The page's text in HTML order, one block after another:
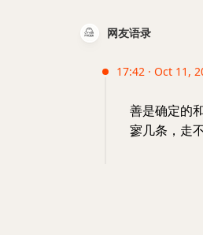
网友语录
17:42 · Oct 11,
善是确定的
寥几条，走